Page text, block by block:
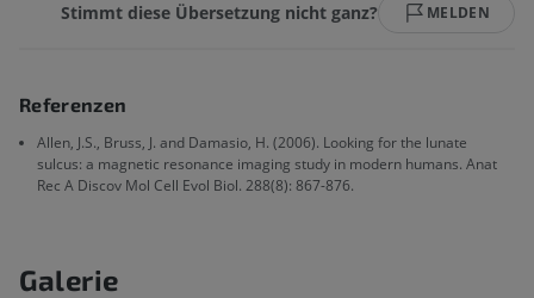
Stimmt diese Übersetzung nicht ganz? MELDEN
Referenzen
Allen, J.S., Bruss, J. and Damasio, H. (2006). Looking for the lunate
sulcus: a magnetic resonance imaging study in modern humans. Anat
Rec A Discov Mol Cell Evol Biol. 288(8): 867-876.
Galerie